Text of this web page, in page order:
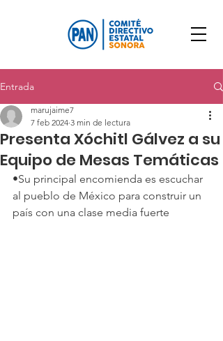
Entrada
Presenta Xóchitl Gálvez a su
Equipo de Mesas Temáticas
marujaime7
7 feb 2024 3 min de lectura
•Su principal encomienda es escuchar
al pueblo de México para construir un
país con una clase media fuerte